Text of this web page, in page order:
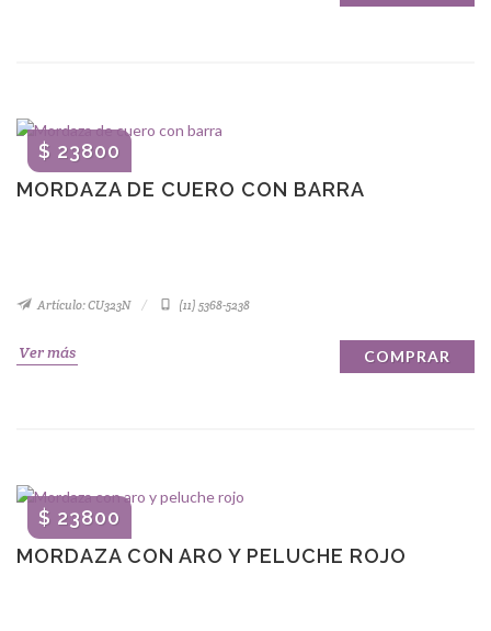
MORDAZA DE CUERO CON BARRA
$ 23800
Artículo: CU323N (11) 5368-5238
Ver más COMPRAR
MORDAZA CON ARO Y PELUCHE ROJO
$ 23800